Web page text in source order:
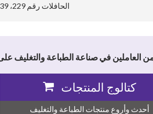
الحافلات رقم 229، 239، 262، 304، 582، 763: انزل في محطة مجمع معرض كانتون
كتالوج المنتجات
أحدث وأروع منتجات الطباعة والتغليف